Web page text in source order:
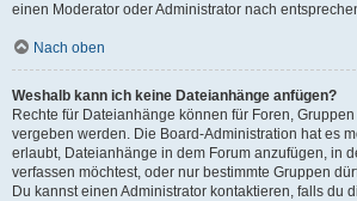
einen Moderator oder Administrator nach
Nach oben
Weshalb kann ich keine Dateianhänge anfügen?
Rechte für Dateianhänge können für Foren,
vergeben werden. Die Board-Administration hat es
erlaubt, Dateianhänge in dem Forum anzufügen, in
verfassen möchtest, oder nur bestimmte Gruppen
Du kannst einen Administrator kontaktieren, falls du